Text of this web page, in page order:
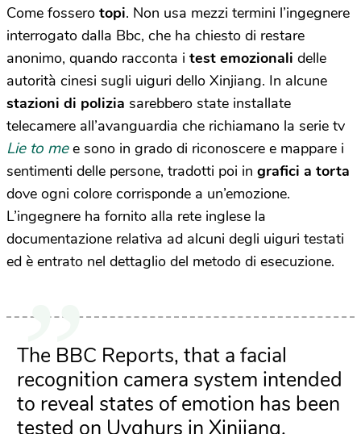
Come fossero topi. Non usa mezzi termini l’ingegnere
interrogato dalla Bbc, che ha chiesto di restare
anonimo, quando racconta i test emozionali delle
autorità cinesi sugli uiguri dello Xinjiang. In alcune
stazioni di polizia sarebbero state installate
telecamere all’avanguardia che richiamano la serie tv
Lie to mee sono in grado di riconoscere e mappare i
sentimenti delle persone, tradotti poi in grafici a torta
dove ogni colore corrisponde a un’emozione.
L’ingegnere ha fornito alla rete inglese la
documentazione relativa ad alcuni degli uiguri testati
ed è entrato nel dettaglio del metodo di esecuzione.
The BBC Reports, that a facial
recognition camera system intended
to reveal states of emotion has been
tested on Uyghurs in Xinjiang.